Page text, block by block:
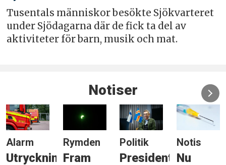
Tusentals människor besökte Sjökvarteret
under Sjödagarna där de fick ta del av
aktiviteter för barn, musik och mat.
Notiser
Alarm
Utryckning
Rymden
Fram
Politik
Presidenten
Notis
Nu